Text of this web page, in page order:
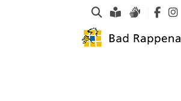
Suche
Leichte